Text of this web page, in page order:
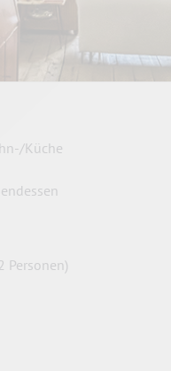
Küche
Personen)